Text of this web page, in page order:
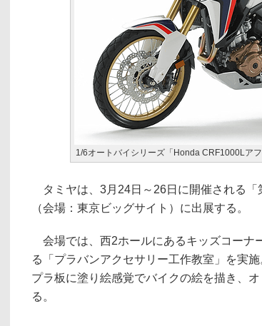
1/6オートバイシリーズ「Honda CRF1000Lア
タミヤは、3月24日～26日に開催される「
（会場：東京ビッグサイト）に出展する。
会場では、西2ホールにあるキッズコーナ
る「プラバンアクセサリー工作教室」を実
プラ板に塗り絵感覚でバイクの絵を描き、
る。